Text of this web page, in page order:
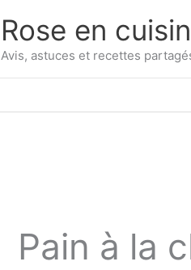
Rose en
Avis, astuces et recettes
Pain à la